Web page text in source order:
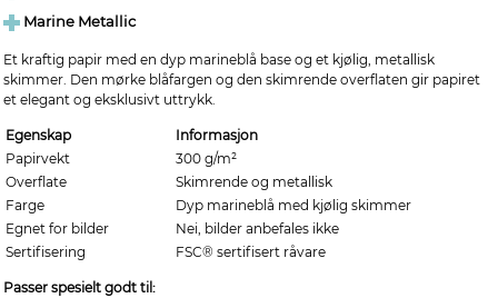
Marine Metallic
Et kraftig papir med en dyp marineblå base og et kjølig, metallisk
skimmer. Den mørke blåfargen og den skimrende overflaten gir papiret
et elegant og eksklusivt uttrykk.
Egenskap
Informasjon
Papirvekt
300 g/m²
Overflate
Skimrende og metallisk
Farge
Dyp marineblå med kjølig skimmer
Egnet for bilder
Nei, bilder anbefales ikke
Sertifisering
FSC® sertifisert råvare
Passer spesielt godt til: